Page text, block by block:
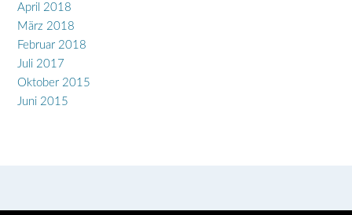
April 2018
März 2018
Februar 2018
Juli 2017
Oktober 2015
Juni 2015